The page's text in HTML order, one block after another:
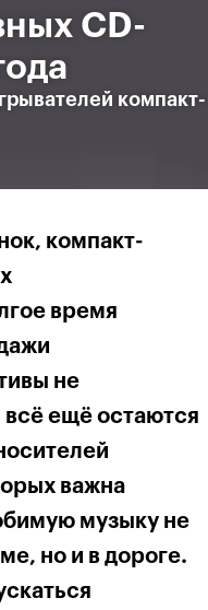
СD-
компакт-
компакт-
время
не
ещё остаются
важна
музыку не
но и в дороге.